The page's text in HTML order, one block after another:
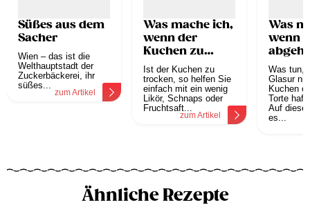
Süßes aus dem
Sacher
Wien – das ist die
Welthauptstadt der
Zuckerbäckerei, ihr
süßes...
zum Artikel
Was mache ich,
wenn der
Kuchen zu
trocken ist?
Ist der Kuchen zu
trocken, so helfen Sie
einfach mit ein wenig
Likör, Schnaps oder
Fruchtsaft...
zum Artikel
Was
wenn
Was tun,
Glasur
Kuchen
Torte
Auf diese
es...
Ähnliche Rezepte